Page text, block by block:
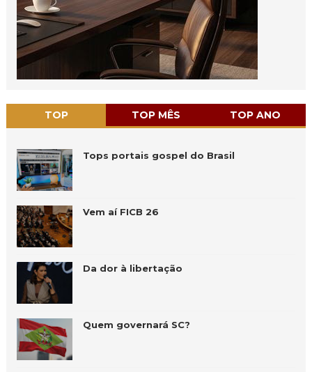
TOP TOP MÊS TOP ANO
Tops portais gospel do Brasil
Vem aí FICB 26
Da dor à libertação
Quem governará SC?